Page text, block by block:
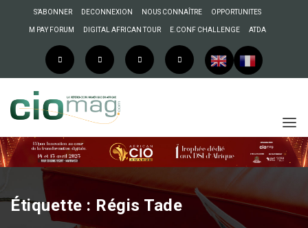
S’ABONNER DECONNEXION NOUS CONNAÎTRE OPPORTUNITES
M PAY FORUM DIGITAL AFRICAN TOUR E.CONF CHALLENGE ATDA
Étiquette : Régis Tade